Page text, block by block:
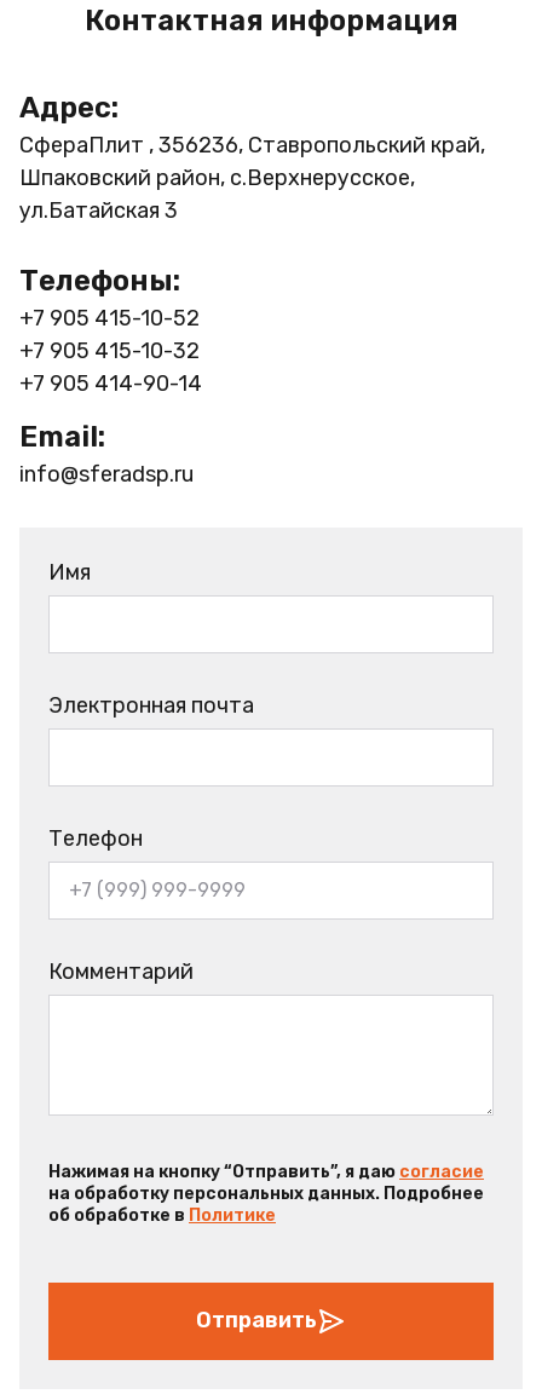
Контактная информация
Адрес:
СфераПлит , 356236, Ставропольский край,
Шпаковский район, с.Верхнерусское,
ул.Батайская 3
Телефоны:
+7 905 415-10-52
+7 905 415-10-32
+7 905 414-90-14
Email:
info@sferadsp.ru
Имя
Электронная почта
Телефон
Комментарий
Нажимая на кнопку “Отправить”, я даю согласие
на обработку персональных данных. Подробнее
об обработке в Политике
Отправить